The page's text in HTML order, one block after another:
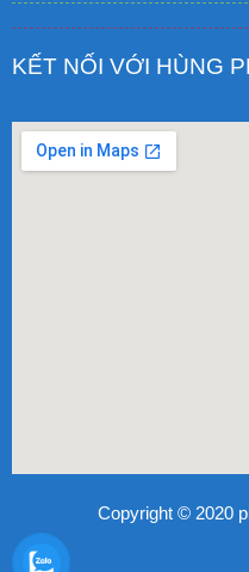
KẾT NỐI VỚI HÙNG
Copyright © 2020